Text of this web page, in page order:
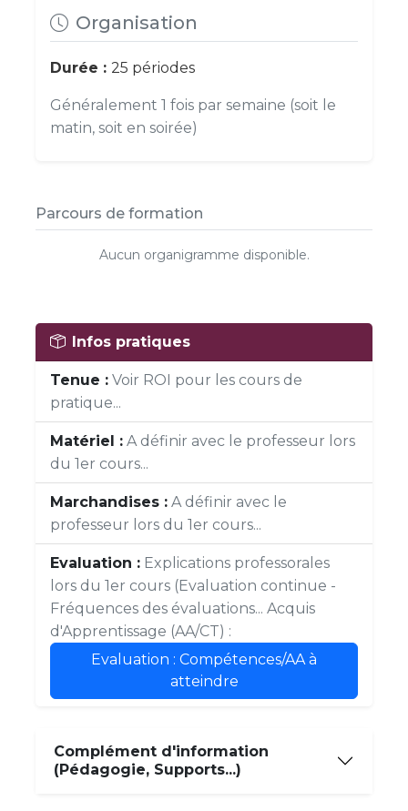
Organisation
Durée : 25 périodes
Généralement 1 fois par semaine (soit le
matin, soit en soirée)
Parcours de formation
Aucun organigramme disponible.
Infos pratiques
Tenue : Voir ROI pour les cours de
pratique...
Matériel : A définir avec le professeur lors
du 1er cours...
Marchandises : A définir avec le
professeur lors du 1er cours...
Evaluation : Explications professorales
lors du 1er cours (Evaluation continue -
Fréquences des évaluations... Acquis
d'Apprentissage (AA/CT) :
Evaluation : Compétences/AA à
atteindre
Complément d'information
(Pédagogie, Supports...)